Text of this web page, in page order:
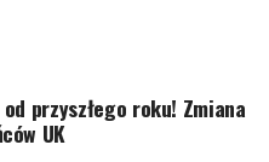
przyszłego roku! Zmiana
UK